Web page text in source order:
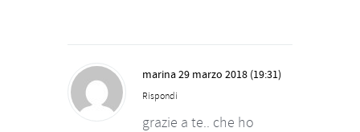
marina29 marzo 2018 (19:31)
Rispondi
grazie a te.. che ho